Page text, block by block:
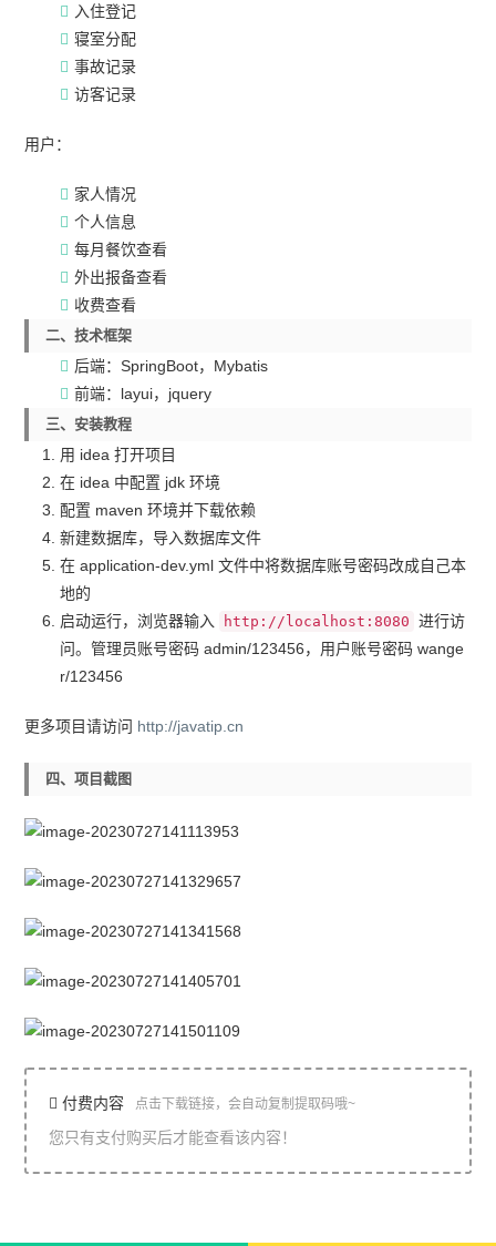
入住登记
寝室分配
事故记录
访客记录
用户：
家人情况
个人信息
每月餐饮查看
外出报备查看
收费查看
二、技术框架
后端：SpringBoot，Mybatis
前端：layui，jquery
三、安装教程
用 idea 打开项目
在 idea 中配置 jdk 环境
配置 maven 环境并下载依赖
新建数据库，导入数据库文件
在 application-dev.yml 文件中将数据库账号密码改成自己本
地的
启动运行，浏览器输入
http://localhost:8080 进行访
问。管理员账号密码 admin/123456，用户账号密码 wange
r/123456
更多项目请访问 http://javatip.cn
四、项目截图
付费内容 点击下载链接，会自动复制提取码哦~
您只有支付购买后才能查看该内容！